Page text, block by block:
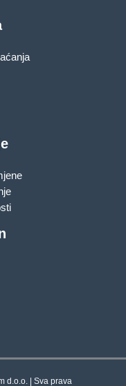
d.o.o. | Sva prava